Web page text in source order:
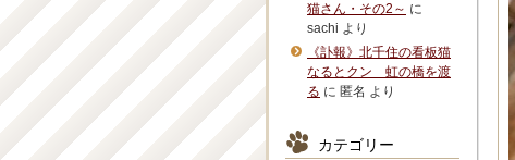
猫さん・その2～ に
sachi より
《訃報》北千住の看板猫
なるとクン 虹の橋を渡
る に 匿名 より
カテゴリー